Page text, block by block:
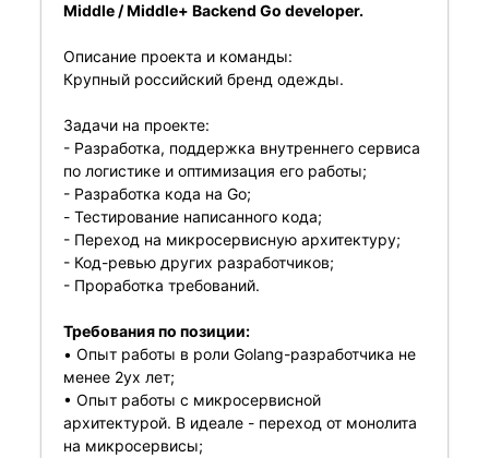
Middle / Middle+ Backend Go developer.
Описание проекта и команды:
Крупный российский бренд одежды.
Задачи на проекте:
- Разработка, поддержка внутреннего сервиса
по логистике и оптимизация его работы;
- Разработка кода на Go;
- Тестирование написанного кода;
- Переход на микросервисную архитектуру;
- Код-ревью других разработчиков;
- Проработка требований.
Требования по позиции:
• Oпыт работы в роли Golang-разработчика не
менее 2ух лет;
• Опыт работы с микросервисной
архитектурой. В идеале - переход от монолита
на микросервисы;